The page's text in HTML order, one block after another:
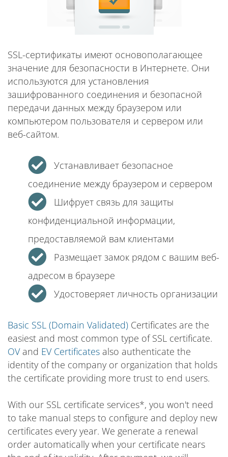
SSL-сертификаты имеют основополагающее
значение для безопасности в Интернете. Они
используются для установления
зашифрованного соединения и безопасной
передачи данных между браузером или
компьютером пользователя и сервером или
веб-сайтом.
Устанавливает безопасное
соединение между браузером и сервером
Шифрует связь для защиты
конфиденциальной информации,
предоставляемой вам клиентами
Размещает замок рядом с вашим веб-
адресом в браузере
Удостоверяет личность организации
Basic SSL (Domain Validated) Certificates are the
easiest and most common type of SSL certificate.
OVand EV Certificates also authenticate the
identity of the company or organization that holds
the certificate providing more trust to end users.
With our SSL certificate services*, you won't need
to take manual steps to configure and deploy new
certificates every year. We generate a renewal
order automatically when your certificate nears